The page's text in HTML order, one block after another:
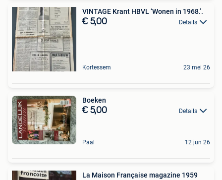
VINTAGE Krant HBVL ‘Wonen in 1968.’.
€ 5,00 Details
Kortessem 23 mei 26
Boeken
€ 5,00 Details
Paal 12 jun 26
La Maison Française magazine 1959